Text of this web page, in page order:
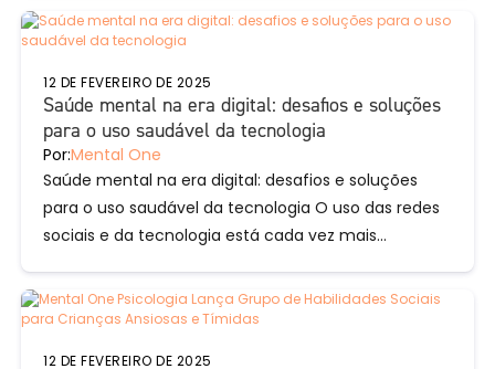
Saúde mental na era digital: desafios e soluções
para o uso saudável da tecnologia
12 DE FEVEREIRO DE 2025
Por:Mental One
Saúde mental na era digital: desafios e soluções
para o uso saudável da tecnologia O uso das redes
sociais e da tecnologia está cada vez mais...
12 DE FEVEREIRO DE 2025